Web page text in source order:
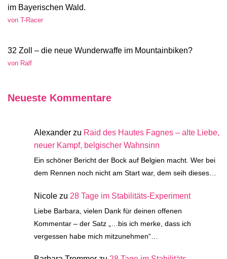
im Bayerischen Wald.
von T-Racer
32 Zoll – die neue Wunderwaffe im Mountainbiken?
von Ralf
Neueste Kommentare
Alexander zu Raid des Hautes Fagnes – alte Liebe,
neuer Kampf, belgischer Wahnsinn
Ein schöner Bericht der Bock auf Belgien macht. Wer bei
dem Rennen noch nicht am Start war, dem seih dieses…
Nicole zu 28 Tage im Stabilitäts-Experiment
Liebe Barbara, vielen Dank für deinen offenen
Kommentar – der Satz „…bis ich merke, dass ich
vergessen habe mich mitzunehmen“…